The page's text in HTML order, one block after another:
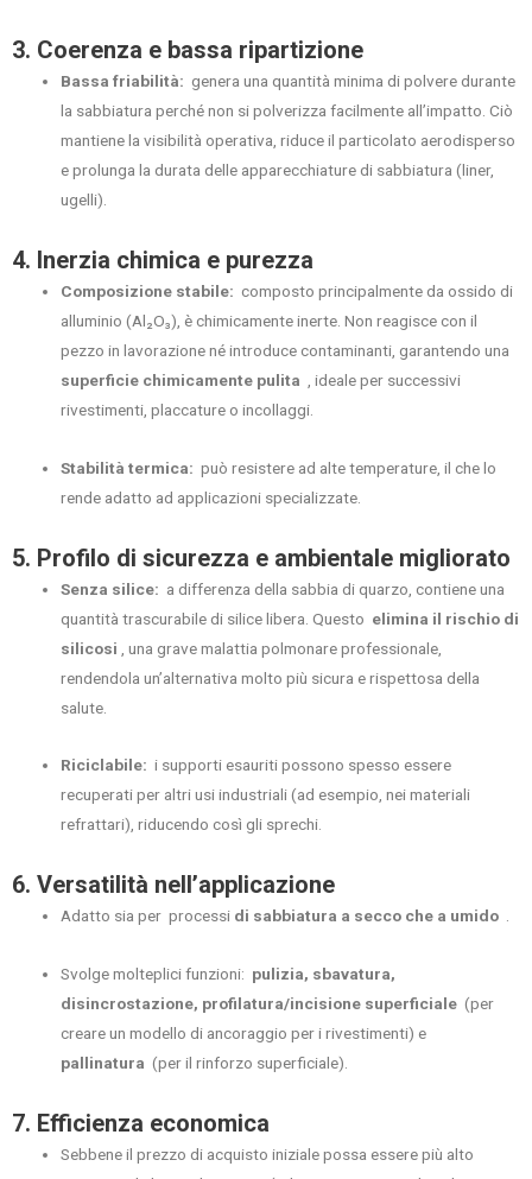
3. Coerenza e bassa ripartizione
Bassa friabilità: genera una quantità minima di polvere durante
la sabbiatura perché non si polverizza facilmente all’impatto. Ciò
mantiene la visibilità operativa, riduce il particolato aerodisperso
e prolunga la durata delle apparecchiature di sabbiatura (liner,
ugelli).
4. Inerzia chimica e purezza
Composizione stabile: composto principalmente da ossido di
alluminio (Al₂O₃), è chimicamente inerte. Non reagisce con il
pezzo in lavorazione né introduce contaminanti, garantendo una
superficie chimicamente pulita , ideale per successivi
rivestimenti, placcature o incollaggi.
Stabilità termica: può resistere ad alte temperature, il che lo
rende adatto ad applicazioni specializzate.
5. Profilo di sicurezza e ambientale migliorato
Senza silice: a differenza della sabbia di quarzo, contiene una
quantità trascurabile di silice libera. Questo elimina il rischio di
silicosi , una grave malattia polmonare professionale,
rendendola un’alternativa molto più sicura e rispettosa della
salute.
Riciclabile: i supporti esauriti possono spesso essere
recuperati per altri usi industriali (ad esempio, nei materiali
refrattari), riducendo così gli sprechi.
6. Versatilità nell’applicazione
Adatto sia per processi di sabbiatura a secco che a umido .
Svolge molteplici funzioni: pulizia, sbavatura,
disincrostazione, profilatura/incisione superficiale (per
creare un modello di ancoraggio per i rivestimenti) e
pallinatura (per il rinforzo superficiale).
7. Efficienza economica
Sebbene il prezzo di acquisto iniziale possa essere più alto